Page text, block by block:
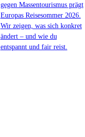
gegen Massentourismus prägt
Europas Reisesommer 2026.
Wir zeigen, was sich konkret
ändert – und wie du
entspannt und fair reist.